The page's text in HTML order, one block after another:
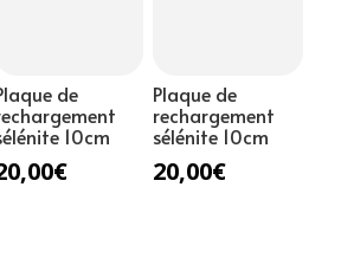
de
10cm
€
Plaque de
rechargement
sélénite 10cm
20,00€